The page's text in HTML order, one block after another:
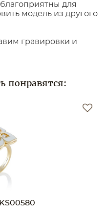
для
модель из другого
гравировки и
понравятся: